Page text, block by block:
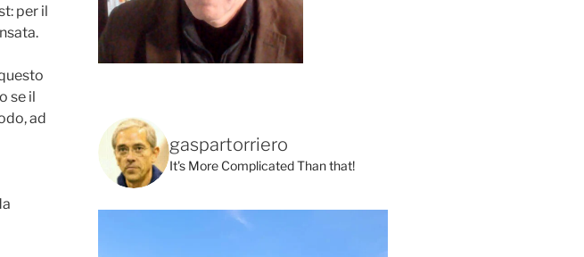
per il
se il
ad
gaspartorriero
It's More Complicated Than that!